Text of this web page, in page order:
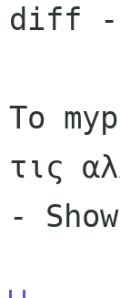
diff -
Το
τις
-